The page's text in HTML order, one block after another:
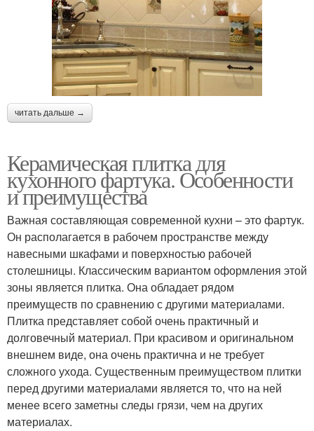
читать дальше →
Керамическая плитка для
кухонного фартука. Особенности
и преимущества
Важная составляющая современной кухни – это фартук.
Он располагается в рабочем пространстве между
навесными шкафами и поверхностью рабочей
столешницы. Классическим вариантом оформления этой
зоны является плитка. Она обладает рядом
преимуществ по сравнению с другими материалами.
Плитка представляет собой очень практичный и
долговечный материал. При красивом и оригинальном
внешнем виде, она очень практична и не требует
сложного ухода. Существенным преимуществом плитки
перед другими материалами является то, что на ней
менее всего заметны следы грязи, чем на других
материалах.